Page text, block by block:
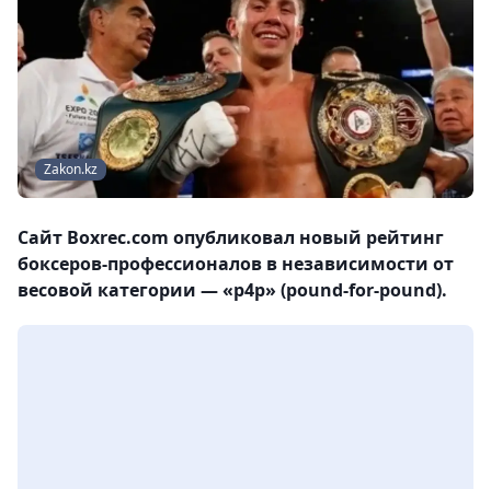
Zakon.kz
Сайт Boxrec.com опубликовал новый рейтинг
боксеров-профессионалов в независимости от
весовой категории — «p4p» (pound-for-pound).